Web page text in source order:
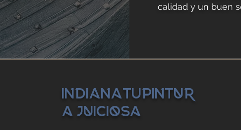
calidad y un buen
IndianatuPintur
a juiciosa